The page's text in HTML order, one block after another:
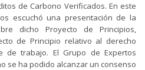
de Carbono Verificados. En este
escuchó una presentación de la
dicho Proyecto de Principios,
de Principio relativo al derecho
de trabajo. El Grupo de Expertos
se ha podido alcanzar un consenso